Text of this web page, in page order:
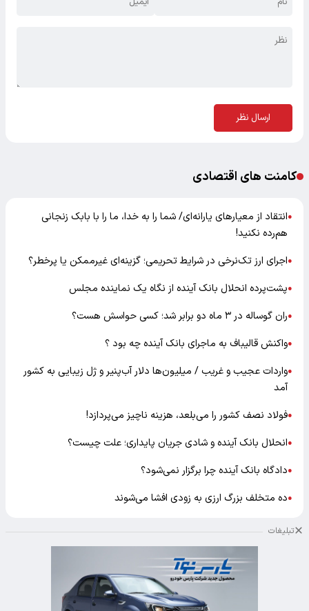
ارسال نظر
کامنت های اقتصادی
●انتقاد از معیارهای یارانه‌ای/ شما را به خدا، ما را با بابک زنجانی
هم‌رده نکنید!
●اجرای ارز تک‌نرخی در شرایط تحریمی؛ گزینه‌ای غیرممکن یا پرخطر؟
●پشت‌پرده انحلال بانک آینده از نگاه یک نماینده مجلس
●ران گوساله در ۳ ماه دو برابر شد؛ کسی حواسش هست؟
●واکنش قالیباف به ماجرای بانک آینده چه بود ؟
●واردات عجیب و غریب / میلیون‌ها دلار آب‌پنیر و ژل زیبایی به کشور
آمد
●فولاد نصف کشور را می‌بلعد، هزینه ناچیز می‌پردازد!
●انحلال بانک آینده و شادی جریان پایداری؛ علت چیست؟
●دادگاه بانک آینده چرا برگزار نمی‌شود؟
●ده متخلف بزرگ ارزی به زودی افشا می‌شوند
تبلیغات